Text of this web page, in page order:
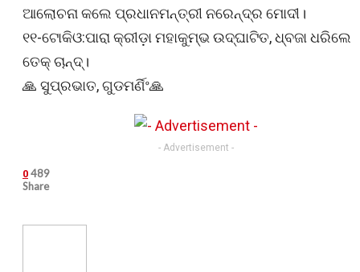
ଆଲୋଚନା କଲେ ପ୍ରଧାନମନ୍ତ୍ରୀ ନରେନ୍ଦ୍ର ମୋଦୀ।
୧୧-ଟୋକିଓ:ପାରା କ୍ରୀଡ଼ା ମହାକୁମ୍ଭ ଉଦ୍‌ଘାଟିତ, ଧ୍ବଜା ଧରିଲେ
ତେକ୍‌ ଚାନ୍ଦ୍‌।
🙏 ସୁପ୍ରଭାତ, ଗୁଡମର୍ଣିଂ🙏
- Advertisement -
0 489
Share